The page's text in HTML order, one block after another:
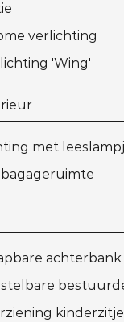
verlichting
'Wing'
met
achterbank